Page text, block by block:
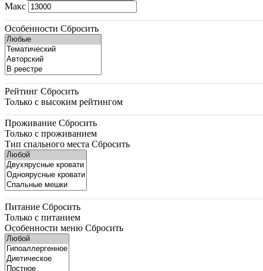
Макс
Особенности Сбросить
Рейтинг Сбросить
Только с высоким рейтингом
Проживание Сбросить
Только с проживанием
Тип спального места Сбросить
Питание Сбросить
Только с питанием
Особенности меню Сбросить